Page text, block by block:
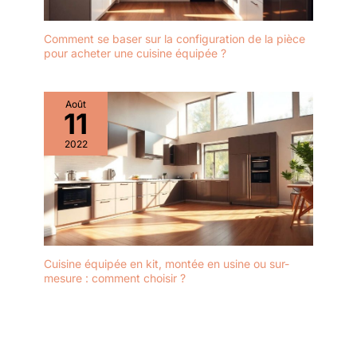
Comment se baser sur la configuration de la pièce
pour acheter une cuisine équipée ?
Août
11
2022
Cuisine équipée en kit, montée en usine ou sur-
mesure : comment choisir ?